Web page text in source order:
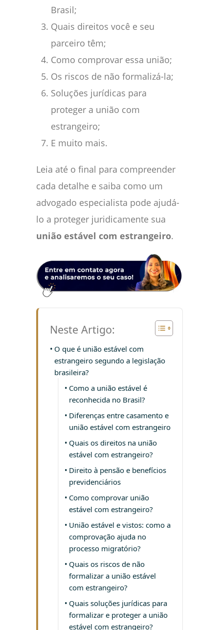
Brasil;
Quais direitos você e seu
parceiro têm;
Como comprovar essa união;
Os riscos de não formalizá-la;
Soluções jurídicas para
proteger a união com
estrangeiro;
E muito mais.
Leia até o final para compreender
cada detalhe e saiba como um
advogado especialista pode ajudá-
lo a proteger juridicamente sua
união estável com estrangeiro.
Neste Artigo:
O que é união estável com
estrangeiro segundo a legislação
brasileira?
Como a união estável é
reconhecida no Brasil?
Diferenças entre casamento e
união estável com estrangeiro
Quais os direitos na união
estável com estrangeiro?
Direito à pensão e benefícios
previdenciários
Como comprovar união
estável com estrangeiro?
União estável e vistos: como a
comprovação ajuda no
processo migratório?
Quais os riscos de não
formalizar a união estável
com estrangeiro?
Quais soluções jurídicas para
formalizar e proteger a união
estável com estrangeiro?